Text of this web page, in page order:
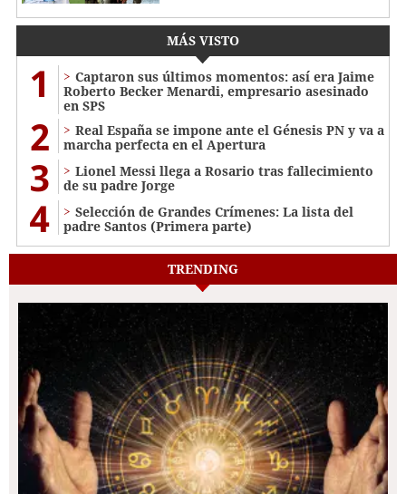
MÁS VISTO
1
Captaron sus últimos momentos: así era Jaime
Roberto Becker Menardi​​​, empresario asesinado
en SPS
2
Real España se impone ante el Génesis PN y va a
marcha perfecta en el Apertura
3
Lionel Messi llega a Rosario tras fallecimiento
de su padre Jorge
4
Selección de Grandes Crímenes: La lista del
padre Santos (Primera parte)
TRENDING